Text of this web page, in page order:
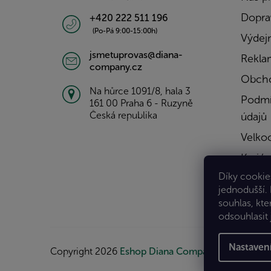
Díky
jednodušší.
souhlas,
odsouhlasit
+420 222 511 196
(Po-Pá 9:00-15:00h)
jsmetuprovas@diana-
company.cz
Na hůrce 1091/8, hala 3
161 00 Praha 6 - Ruzyně
Česká republika
údajů
Copyright 2026 Eshop Diana Company, spol. s r.o..